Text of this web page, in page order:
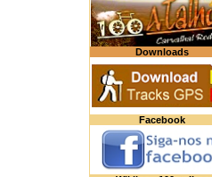
Downloads
Facebook